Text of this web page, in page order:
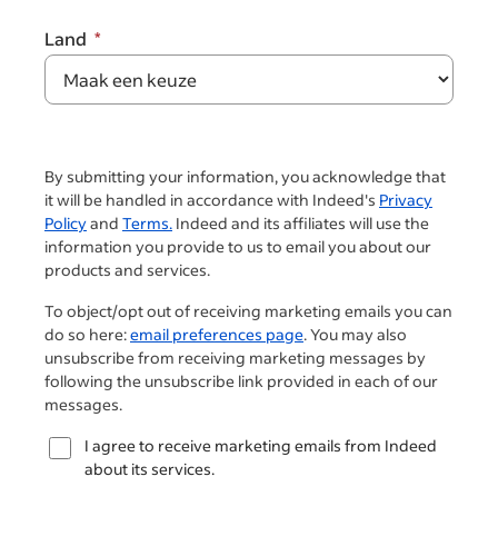
Land
By submitting your information, you acknowledge that
it will be handled in accordance with Indeed's Privacy
Policyand Terms. Indeed and its affiliates will use the
information you provide to us to email you about our
products and services.
To object/opt out of receiving marketing emails you can
do so here:email preferences page. You may also
unsubscribe from receiving marketing messages by
following the unsubscribe link provided in each of our
messages.
I agree to receive marketing emails from Indeed
about its services.